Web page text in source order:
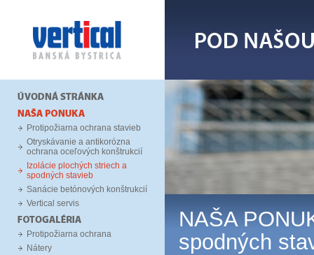
Protipožiarna ochrana stavieb
Otryskávanie a antikorózna
ochrana oceľových konštrukcií
Izolácie plochých striech a
spodných stavieb
Sanácie betónových konštrukcií
Vertical servis
Protipožiarna ochrana
Nátery
NAŠA
spodných